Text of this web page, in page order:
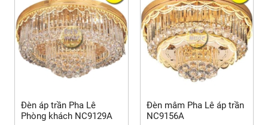
Đèn áp trần Pha Lê
Phòng khách NC9129A
Đèn mâm Pha Lê áp trần
NC9156A